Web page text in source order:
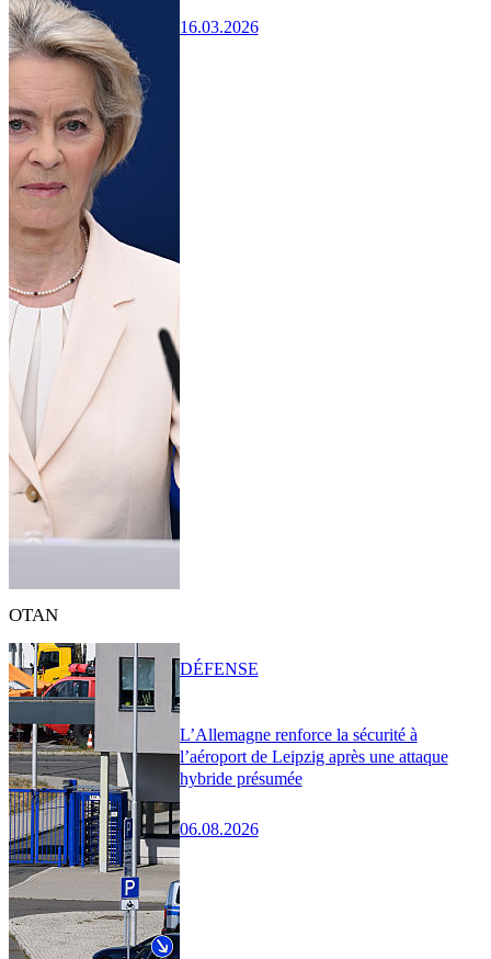
16.03.2026
OTAN
L’Allemagne renforce la sécurité à
l’aéroport de Leipzig après une attaque
hybride présumée
06.08.2026
DÉFENSE